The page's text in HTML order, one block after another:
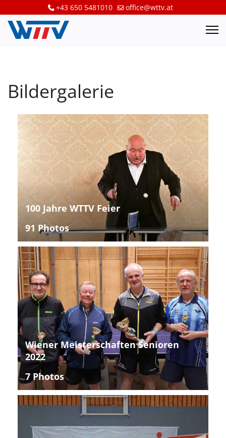
+43 650 5481010 office@wttv.at
Bildergalerie
100 Jahre WTTV Feier
91 Photos
Wiener Meisterschaften Senioren
2022
7 Photos